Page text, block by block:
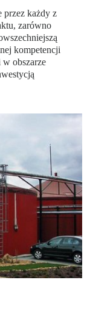
przez każdy z
zarówno
kompetencji
obszarze